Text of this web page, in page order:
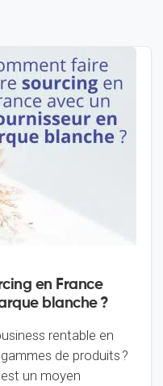
en France
blanche ?
rentable en
de produits ?
est un moyen